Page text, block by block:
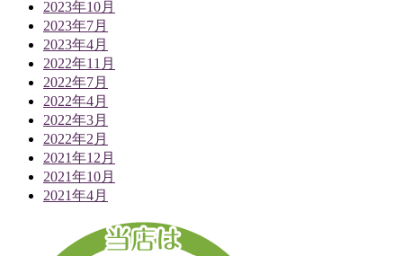
2023年10月
2023年7月
2023年4月
2022年11月
2022年7月
2022年4月
2022年3月
2022年2月
2021年12月
2021年10月
2021年4月